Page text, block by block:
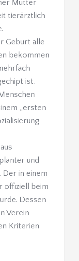
Mutter
tierärztlich
Geburt alle
bekommen
ist.
„ersten
und
in einem
offiziell beim
Dessen
Verein
Kriterien